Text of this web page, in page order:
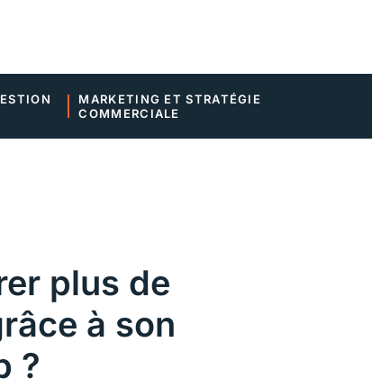
MARKETING ET STRATÉGIE
COMMERCIALE
plus de
à son
?